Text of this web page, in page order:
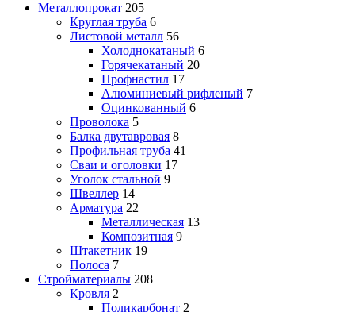
Металлопрокат 205
Круглая труба 6
Листовой металл 56
Холоднокатаный 6
Горячекатаный 20
Профнастил 17
Алюминиевый рифленый 7
Оцинкованный 6
Проволока 5
Балка двутавровая 8
Профильная труба 41
Сваи и оголовки 17
Уголок стальной 9
Швеллер 14
Арматура 22
Металлическая 13
Композитная 9
Штакетник 19
Полоса 7
Стройматериалы 208
Кровля 2
Поликарбонат 2